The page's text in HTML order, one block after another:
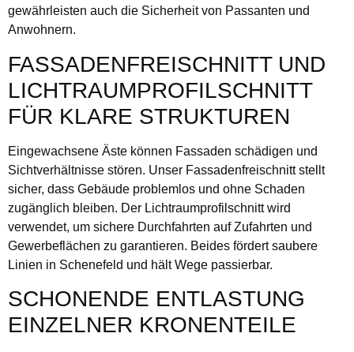
gewährleisten auch die Sicherheit von Passanten und
Anwohnern.
FASSADENFREISCHNITT UND
LICHTRAUMPROFILSCHNITT
FÜR KLARE STRUKTUREN
Eingewachsene Äste können Fassaden schädigen und
Sichtverhältnisse stören. Unser Fassadenfreischnitt stellt
sicher, dass Gebäude problemlos und ohne Schaden
zugänglich bleiben. Der Lichtraumprofilschnitt wird
verwendet, um sichere Durchfahrten auf Zufahrten und
Gewerbeflächen zu garantieren. Beides fördert saubere
Linien in Schenefeld und hält Wege passierbar.
SCHONENDE ENTLASTUNG
EINZELNER KRONENTEILE